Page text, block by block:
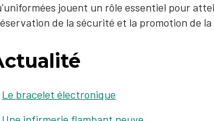
jouent un rôle essentiel pour
de la sécurité et la promotion de
Le bracelet électronique